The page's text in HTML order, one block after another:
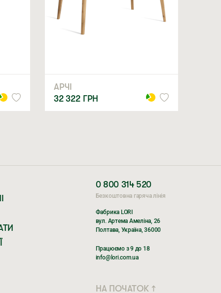
АРЧІ
32 322 ГРН
0 800 314 520
Безкоштовна гаряча лінія
Фабрика LORI
вул. Артема Амеліна, 26
Полтава, Україна, 36000
Працюємо з 9 до 18
info@lori.com.ua
НА ПОЧАТОК ↑